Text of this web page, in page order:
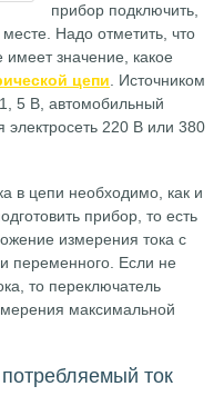
прибор подключить,
Надо отметить, что
значение, какое
цепи . Источником
5 В, автомобильный
электросеть 220 В или 380
в цепи необходимо, как и
прибор, то есть
измерения тока с
переменного. Если не
то переключатель
максимальной
ток